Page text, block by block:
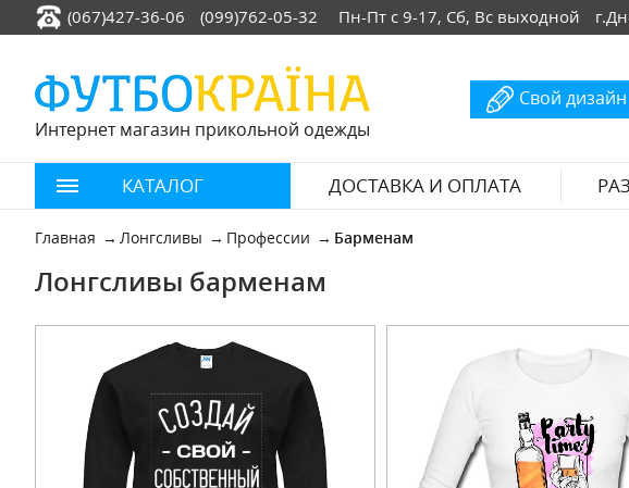
(067)427-36-06 (099)762-05-32 Пн-Пт с 9-17, Сб, Вс выходной
Интернет магазин прикольной одежды
Свой дизайн
КАТАЛОГ ДОСТАВКА И ОПЛАТА
Главная Лонгсливы Профессии Барменам
Лонгсливы барменам